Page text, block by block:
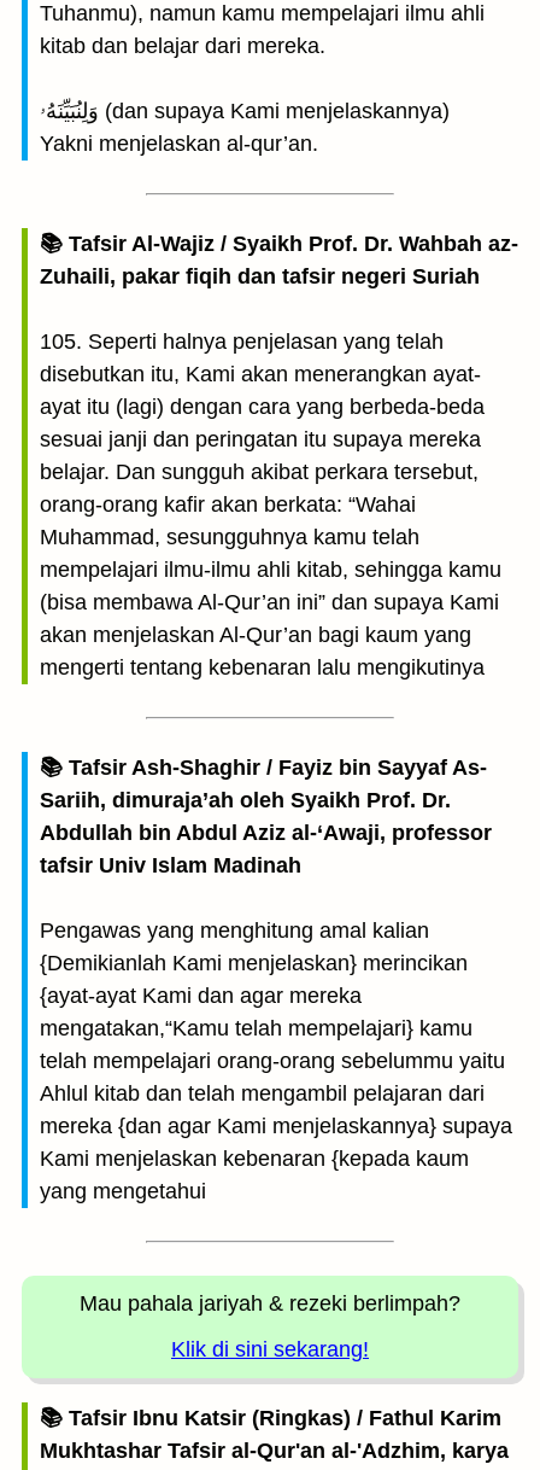
Tuhanmu), namun kamu mempelajari ilmu ahli
kitab dan belajar dari mereka.
وَلِنُبَيِّنَهُۥ (dan supaya Kami menjelaskannya)
Yakni menjelaskan al-qur’an.
📚 Tafsir Al-Wajiz / Syaikh Prof. Dr. Wahbah az-
Zuhaili, pakar fiqih dan tafsir negeri Suriah
105. Seperti halnya penjelasan yang telah
disebutkan itu, Kami akan menerangkan ayat-
ayat itu (lagi) dengan cara yang berbeda-beda
sesuai janji dan peringatan itu supaya mereka
belajar. Dan sungguh akibat perkara tersebut,
orang-orang kafir akan berkata: “Wahai
Muhammad, sesungguhnya kamu telah
mempelajari ilmu-ilmu ahli kitab, sehingga kamu
(bisa membawa Al-Qur’an ini” dan supaya Kami
akan menjelaskan Al-Qur’an bagi kaum yang
mengerti tentang kebenaran lalu mengikutinya
📚 Tafsir Ash-Shaghir / Fayiz bin Sayyaf As-
Sariih, dimuraja’ah oleh Syaikh Prof. Dr.
Abdullah bin Abdul Aziz al-‘Awaji, professor
tafsir Univ Islam Madinah
Pengawas yang menghitung amal kalian
{Demikianlah Kami menjelaskan} merincikan
{ayat-ayat Kami dan agar mereka
mengatakan,“Kamu telah mempelajari} kamu
telah mempelajari orang-orang sebelummu yaitu
Ahlul kitab dan telah mengambil pelajaran dari
mereka {dan agar Kami menjelaskannya} supaya
Kami menjelaskan kebenaran {kepada kaum
yang mengetahui
Mau pahala jariyah & rezeki berlimpah?
Klik di sini sekarang!
📚 Tafsir Ibnu Katsir (Ringkas) / Fathul Karim
Mukhtashar Tafsir al-Qur'an al-'Adzhim, karya